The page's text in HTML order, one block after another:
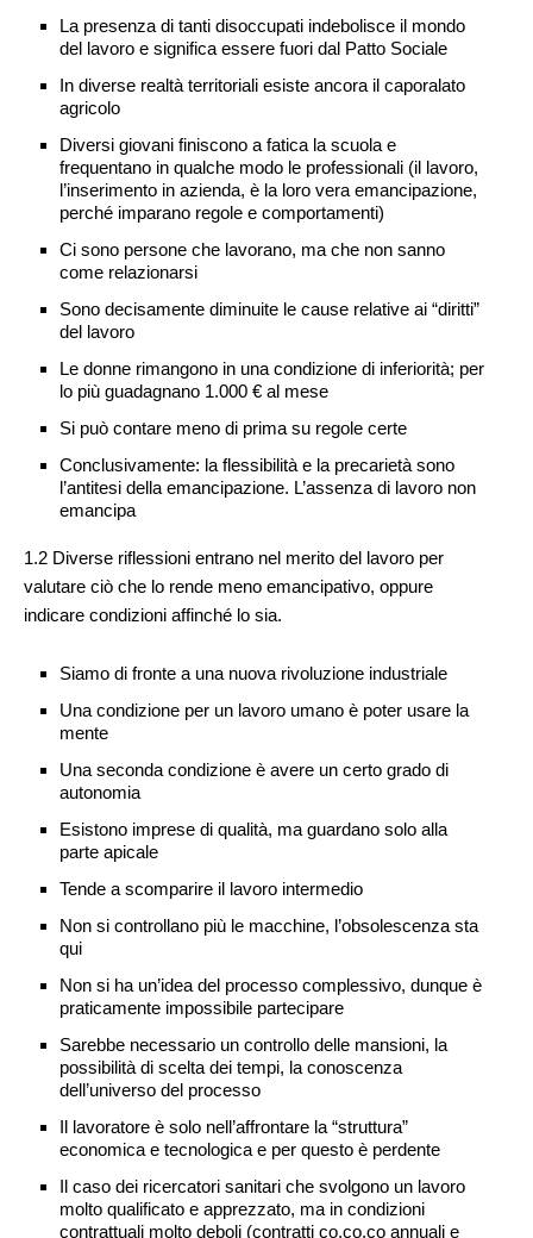
La presenza di tanti disoccupati indebolisce il mondo
del lavoro e significa essere fuori dal Patto Sociale
In diverse realtà territoriali esiste ancora il caporalato
agricolo
Diversi giovani finiscono a fatica la scuola e
frequentano in qualche modo le professionali (il lavoro,
l’inserimento in azienda, è la loro vera emancipazione,
perché imparano regole e comportamenti)
Ci sono persone che lavorano, ma che non sanno
come relazionarsi
Sono decisamente diminuite le cause relative ai “diritti”
del lavoro
Le donne rimangono in una condizione di inferiorità; per
lo più guadagnano 1.000 € al mese
Si può contare meno di prima su regole certe
Conclusivamente: la flessibilità e la precarietà sono
l’antitesi della emancipazione. L’assenza di lavoro non
emancipa
1.2 Diverse riflessioni entrano nel merito del lavoro per
valutare ciò che lo rende meno emancipativo, oppure
indicare condizioni affinché lo sia.
Siamo di fronte a una nuova rivoluzione industriale
Una condizione per un lavoro umano è poter usare la
mente
Una seconda condizione è avere un certo grado di
autonomia
Esistono imprese di qualità, ma guardano solo alla
parte apicale
Tende a scomparire il lavoro intermedio
Non si controllano più le macchine, l’obsolescenza sta
qui
Non si ha un’idea del processo complessivo, dunque è
praticamente impossibile partecipare
Sarebbe necessario un controllo delle mansioni, la
possibilità di scelta dei tempi, la conoscenza
dell’universo del processo
Il lavoratore è solo nell’affrontare la “struttura”
economica e tecnologica e per questo è perdente
Il caso dei ricercatori sanitari che svolgono un lavoro
molto qualificato e apprezzato, ma in condizioni
contrattuali molto deboli (contratti co.co.co annuali e